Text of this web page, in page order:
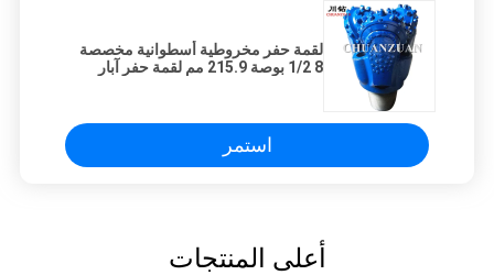
لقمة حفر مخروطية أسطوانية مخصصة
8 1/2 بوصة 215.9 مم لقمة حفر آبار
استمر
أعلى المنتجات